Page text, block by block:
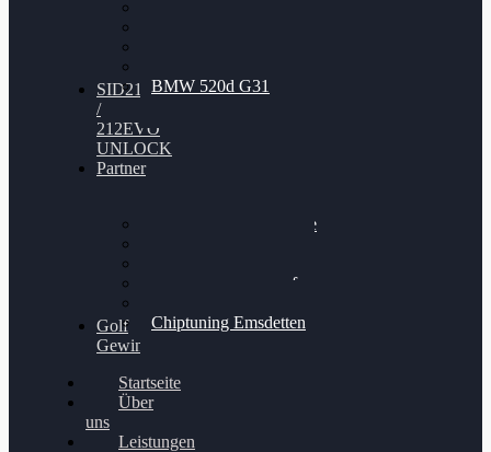
BMW 520d G31
SID212
/
212EVO
UNLOCK
Partner
Bilgenroth Performance
Chiptuning Schüttorf
Chiptuning Emsdetten
Golf
Gewinnspiel
Startseite
Über
uns
Leistungen